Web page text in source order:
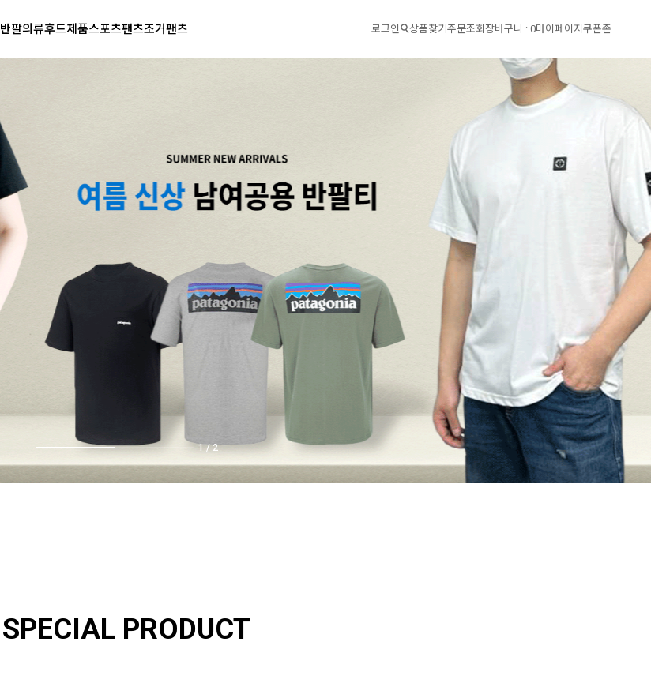
반팔의류후드제품스포츠팬츠조거팬츠 로그인 상품찾기주문조회장바구니 : 0마이페이지쿠폰존
1/2
SPECIAL PRODUCT